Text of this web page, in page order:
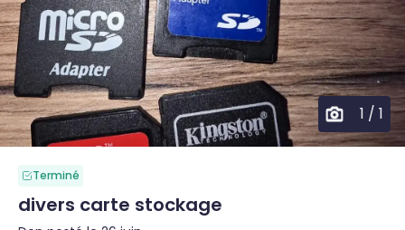
1 / 1
Terminé
divers carte stockage